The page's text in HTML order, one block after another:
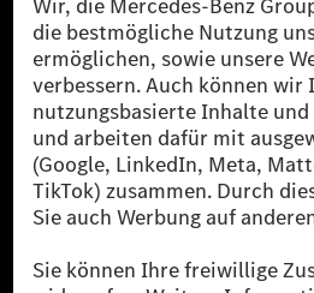
reduzierte CO₂-Emissionen bei der
zertifizierte Ausgleichsprojekte
[2] Renewable Charging ist ein integraler
Public in Europa, den USA, Kanada und
Ladestation noch kein Strom aus
verwendet Renewable Charging
sicher, dass für Ladevorgänge über
Strommenge aus erneuerbaren Energien
Sie stammen ausschließlich aus Wind-
als sechs Jahre sind.
* Inkl. EKOenergy Ökolabel
* Die angegebenen Werte wurden nach
Messverfahren WLTP (Worldwide